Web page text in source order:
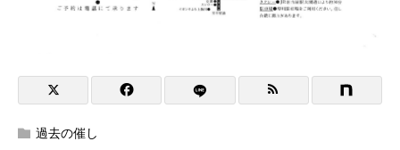
過去の催し